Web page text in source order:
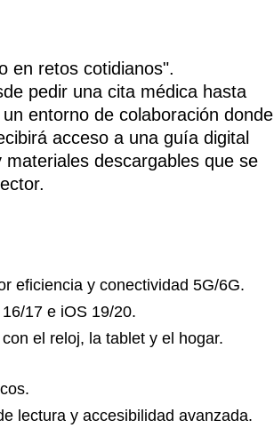
en retos cotidianos".
pedir una cita médica hasta
entorno de colaboración donde
acceso a una guía digital
descargables que se
eficiencia y conectividad 5G/6G.
17 e iOS 19/20.
el reloj, la tablet y el hogar.
lectura y accesibilidad avanzada.